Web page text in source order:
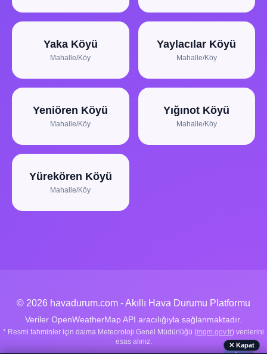
Yaka Köyü
Mahalle/Köy
Yaylacılar Köyü
Mahalle/Köy
Yeniören Köyü
Mahalle/Köy
Yığınot Köyü
Mahalle/Köy
Yürekören Köyü
Mahalle/Köy
© 2026 havadurum.com - Akıllı Hava Durumu Platformu
Veriler OpenWeatherMap API aracılığıyla sağlanmaktadır.
* Resmi tahminler için daima Meteoroloji Genel Müdürlüğü (mgm.gov.tr) verilerini
esas alınız.
✕ Kapat